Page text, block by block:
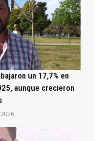
un 17,7% en
aunque crecieron